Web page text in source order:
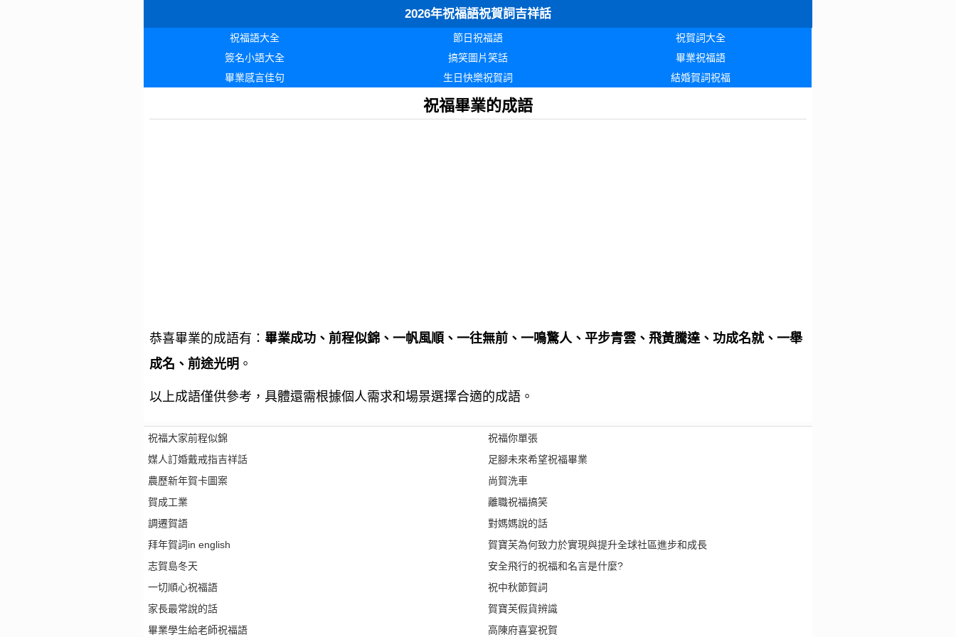
2026年祝福語祝賀詞吉祥話
祝福語大全 節日祝福語
祝賀詞大全
簽名小語大全
搞笑圖片笑話
畢業祝福語
畢業感言佳句
生日快樂祝賀詞 結婚賀詞祝福
祝福畢業的成語
恭喜畢業的成語有： 畢業成功、前程似錦、一帆風順、一往無前、一鳴驚人、平步青雲、飛黃騰達、功成名就、一舉
成名、前途光明 。
以上成語僅供參考，具體還需根據個人需求和場景選擇合適的成語。
祝福大家前程似錦
媒人訂婚戴戒指吉祥話
農歷新年賀卡圖案
賀成工業
調遷賀語
拜年賀詞in english
志賀島冬天
一切順心祝福語
家長最常說的話
畢業學生給老師祝福語
祝福你單張
足腳未來希望祝福畢業
尚賀洗車
離職祝福搞笑
對媽媽說的話
賀寶芙為何致力於實現與提升全球社區進步和成長
安全飛行的祝福和名言是什麼?
祝中秋節賀詞
賀寶芙假貨辨識
高陳府喜宴祝賀